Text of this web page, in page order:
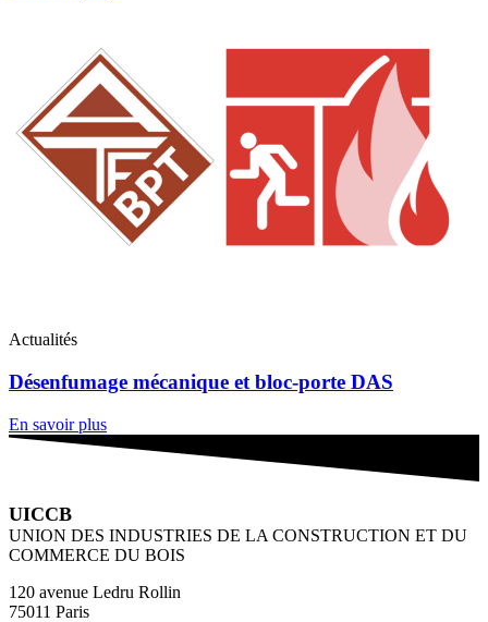
Actualités
Désenfumage mécanique et bloc-porte DAS
En savoir plus
UICCB
UNION DES INDUSTRIES DE LA CONSTRUCTION ET DU
COMMERCE DU BOIS
120 avenue Ledru Rollin
75011 Paris